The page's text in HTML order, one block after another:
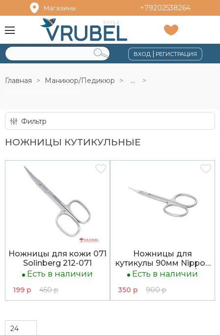
Магазины +79202538264
ВХОД |РЕГИСТРАЦИЯ
Главная Маникюр/Педикюр
...
Фильтр
НОЖНИЦЫ КУТИКУЛЬНЫЕ
Ножницы для кожи 071
Solinberg 212-071
Есть в наличии
199 р 450 р
Ножницы для
кутикулы 90мм Nippon
Nippers S-03L д/
Есть в наличии
350 р 900 р